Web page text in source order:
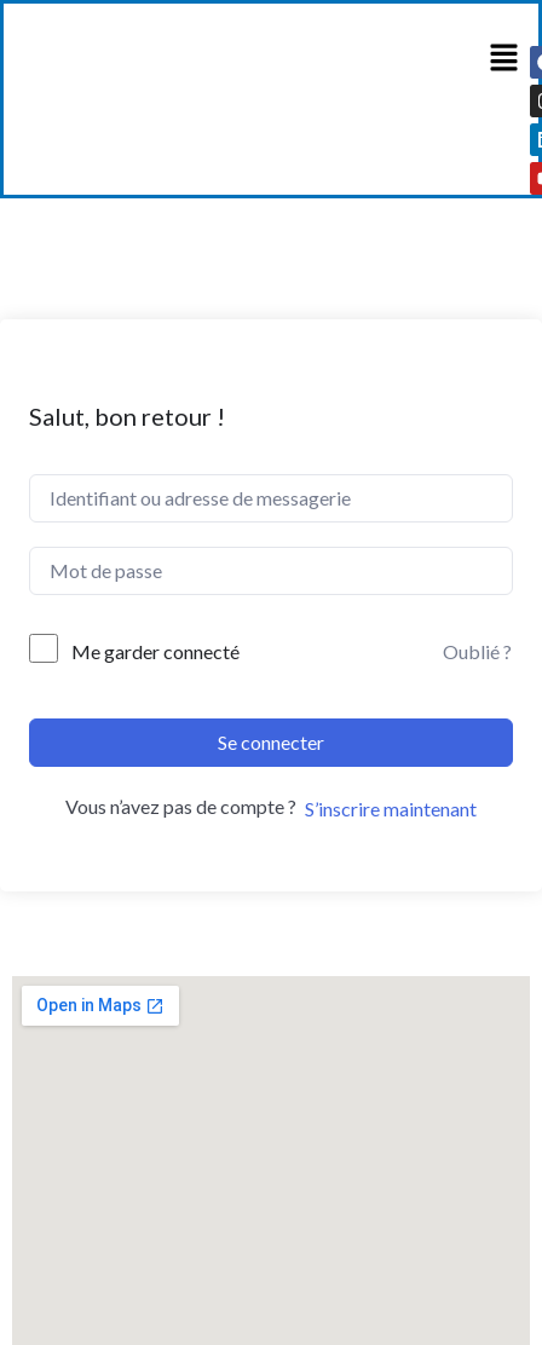
Salut, bon retour !
Me garder connecté Oublié ?
Se connecter
Vous n’avez pas de compte ? S’inscrire maintenant